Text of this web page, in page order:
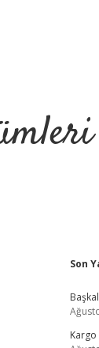
Son
Kargo